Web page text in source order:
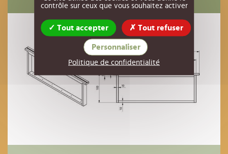
contrôle sur ceux que vous souhaitez activer
Tout accepter Tout refuser
Personnaliser
Politique de confidentialité